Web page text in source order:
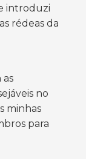
introduzi
rédeas da
​​no
minhas
para